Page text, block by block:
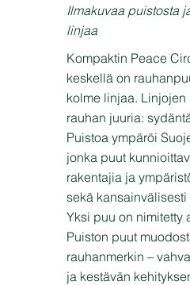
Ilmakuvaa puistosta
linjaa
Kompaktin Peace
keskellä on
kolme linjaa.
rauhan juuria:
Puistoa ympäröi
jonka puut
rakentajia ja
sekä
Yksi puu on nimitetty
Puiston puut
rauhanmerkin –
ja kestävän